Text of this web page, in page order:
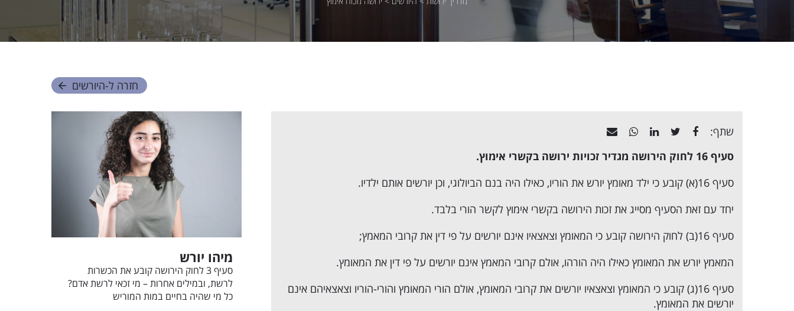
חזרה ל-היורשים
מיהו יורש
סעיף 3 לחוק הירושה קובע את הכשרות
לרשת, ובמילים אחרות – מי זכאי לרשת אדם?
כל מי שהיה בחיים במות המוריש
שתף:
סעיף 16 לחוק הירושה מגדיר זכויות ירושה בקשרי אימוץ.
סעיף 16(א) קובע כי ילד מאומץ יורש את הוריו, כאילו היה
בנם הביולוגי, וכן יורשים אותם ילדיו.
יחד עם זאת הסעיף מסייג את זכות הירושה בקשרי אימוץ לקשר הורי בלבד.
סעיף 16(ב) לחוק הירושה קובע כי המאומץ וצאצאיו אינם יורשים על פי דין את קרובי המאמץ;
המאמץ יורש את המאומץ כאילו היה הורהו, אולם קרובי המאמץ אינם יורשים על פי דין את המאומץ.
סעיף 16(ג) קובע כי המאומץ וצאצאיו יורשים את קרובי המאומץ, אולם
הורי המאומץ והורי-הוריו וצאצאיהם אינם
יורשים את המאומץ.